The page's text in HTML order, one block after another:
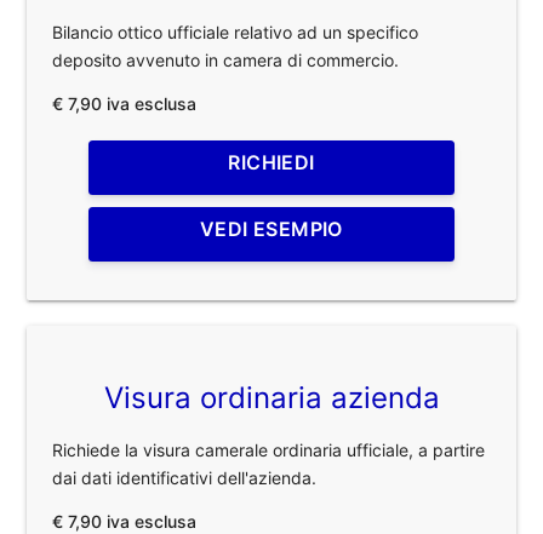
Bilancio ottico ufficiale relativo ad un specifico
deposito avvenuto in camera di commercio.
€ 7,90 iva esclusa
RICHIEDI
VEDI ESEMPIO
Visura ordinaria azienda
Richiede la visura camerale ordinaria ufficiale, a partire
dai dati identificativi dell'azienda.
€ 7,90 iva esclusa